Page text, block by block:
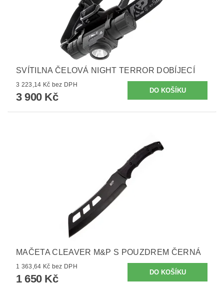
SVÍTILNA ČELOVÁ NIGHT TERROR DOBÍJECÍ
3 223,14 Kč bez DPH
3 900 Kč
MAČETA CLEAVER M&P S POUZDREM ČERNÁ
1 363,64 Kč bez DPH
1 650 Kč